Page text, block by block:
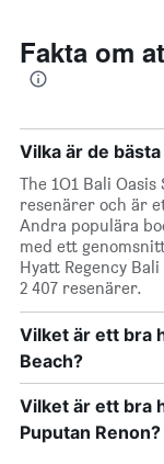
Fakta om
Vilka är de
The 1O1 Bali
resenärer och är
Andra populära
med ett
Hyatt Regency
2 407 resenärer.
Vilket är ett bra
Beach?
Vilket är ett bra
Puputan Renon?